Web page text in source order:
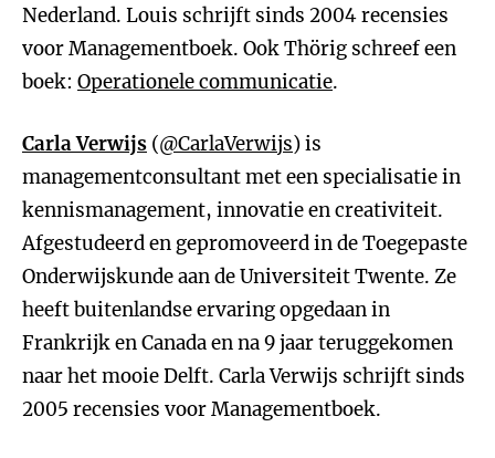
Nederland. Louis schrijft sinds 2004 recensies
voor Managementboek. Ook Thörig schreef een
boek: Operationele communicatie.
Carla Verwijs (@CarlaVerwijs) is
managementconsultant met een specialisatie in
kennismanagement, innovatie en creativiteit.
Afgestudeerd en gepromoveerd in de Toegepaste
Onderwijskunde aan de Universiteit Twente. Ze
heeft buitenlandse ervaring opgedaan in
Frankrijk en Canada en na 9 jaar teruggekomen
naar het mooie Delft. Carla Verwijs schrijft sinds
2005 recensies voor Managementboek.